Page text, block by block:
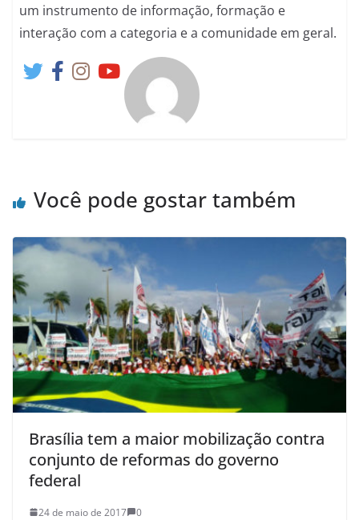
um instrumento de informação, formação e
interação com a categoria e a comunidade em geral.
Você pode gostar também
Brasília tem a maior mobilização contra
conjunto de reformas do governo
federal
24 de maio de 2017 0